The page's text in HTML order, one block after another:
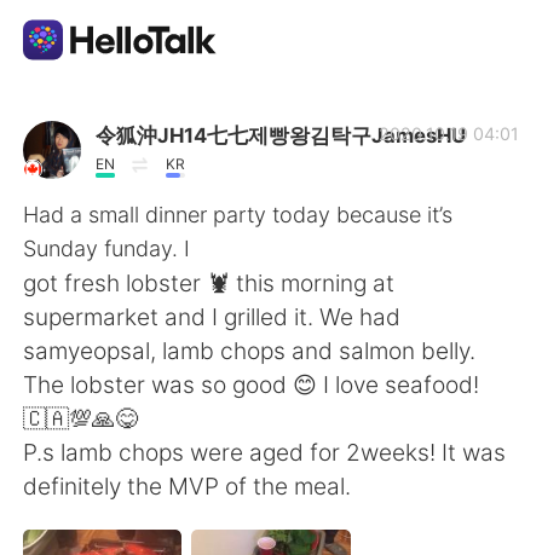
App di scambio linguistico
AI Grammar Checker
Italiano
English 简体中文
繁體中文
العربية Français
Deutsch 日本語
令狐沖JH14七七제빵왕김탁구JamesHU
EN KR
2020.10.19 04:01
Had a small dinner party today because it’s
Sunday funday. I
got fresh lobster 🦞 this morning at
supermarket and I grilled it. We had
samyeopsal, lamb chops and salmon belly.
The lobster was so good 😊 I love seafood!
🇨🇦💯🙏😋
P.s lamb chops were aged for 2weeks! It was
definitely the MVP of the meal.